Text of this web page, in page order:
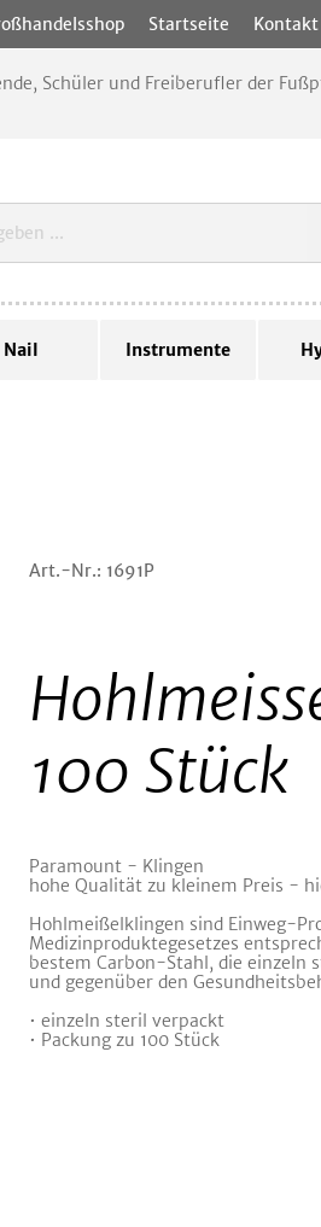
Startseite Kontakt
Schüler und Freiberufler der
Nail Instrumente
Art.-Nr.: 1691P
100 Stück
Paramount - Klingen
hohe Qualität zu kleinem Preis -
Hohlmeißelklingen sind Einweg-
Medizinproduktegesetzes
bestem Carbon-Stahl, die einzeln
und gegenüber den
• einzeln steril verpackt
• Packung zu 100 Stück